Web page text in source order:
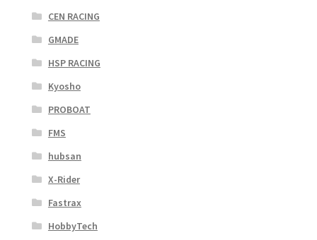
CEN RACING
GMADE
HSP RACING
Kyosho
PROBOAT
FMS
hubsan
X-Rider
Fastrax
HobbyTech